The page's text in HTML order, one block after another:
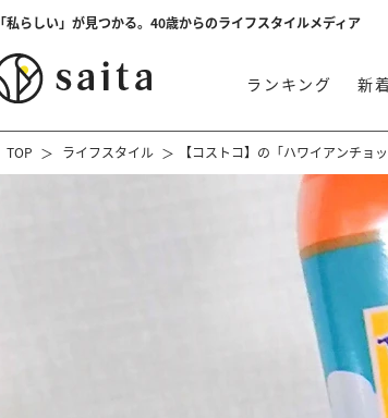
「私らしい」が見つかる。40歳からのライフスタイルメディア
ランキング 新
TOP ライフスタイル 【コストコ】の「ハワイアンチョ